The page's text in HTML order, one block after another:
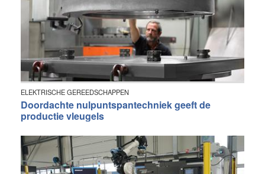
ELEKTRISCHE GEREEDSCHAPPEN
Doordachte nulpuntspantechniek geeft de
productie vleugels